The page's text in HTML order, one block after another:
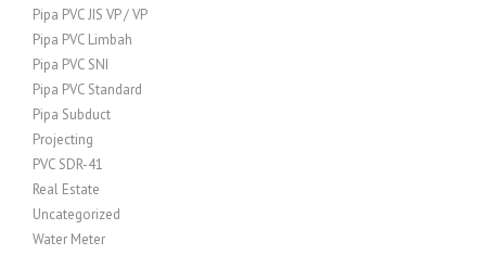
Pipa PVC JIS VP / VP
Pipa PVC Limbah
Pipa PVC SNI
Pipa PVC Standard
Pipa Subduct
Projecting
PVC SDR-41
Real Estate
Uncategorized
Water Meter